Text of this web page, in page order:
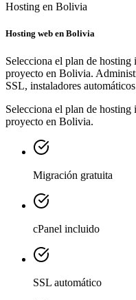
Hosting en Bolivia
Hosting web en Bolivia
Selecciona el plan de
proyecto en Bolivia.
SSL, instaladores
Selecciona el plan de
proyecto en Bolivia.
Migración gratuita
cPanel incluido
SSL automático